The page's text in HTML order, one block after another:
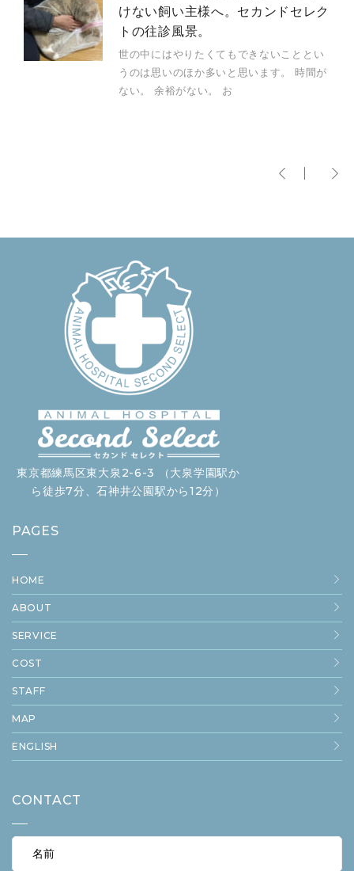
けない飼い主様へ。セカンドセレク
トの往診風景。
世の中にはやりたくてもできないこととい
うのは思いのほか多いと思います。 時間が
ない。 余裕がない。 お
東京都練馬区東大泉2-6-3 （大泉学園駅か
ら徒歩7分、石神井公園駅から12分）
PAGES
HOME
ABOUT
SERVICE
COST
STAFF
MAP
ENGLISH
CONTACT